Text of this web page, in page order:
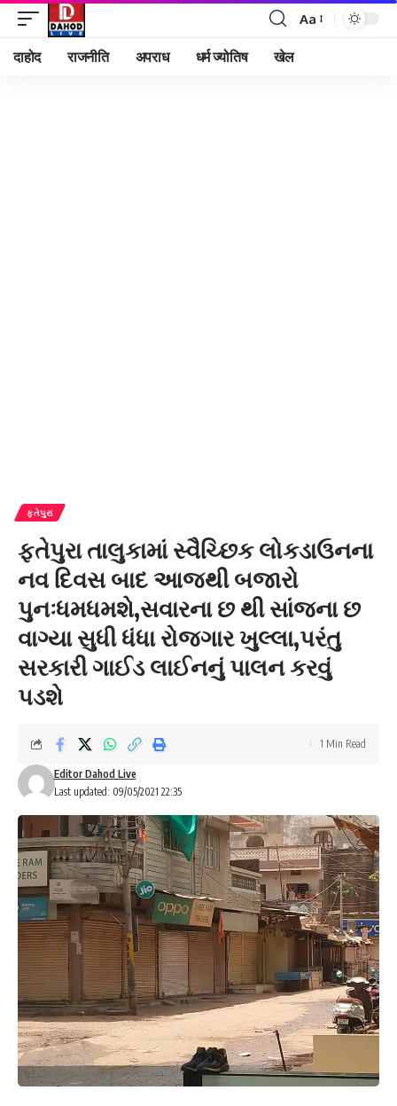
Font
Aa
दाहोद राजनीति अपराध धर्म ज्योतिष खेल
ફતેપુરા
ફતેપુરા તાલુકામાં સ્વૈચ્છિક લોકડાઉનના
નવ દિવસ બાદ આજથી બજારો
પુનઃધમધમશે,સવારના છ થી સાંજના છ
વાગ્યા સુધી ધંધા રોજગાર ખુલ્લા,પરંતુ
સરકારી ગાઈડ લાઈનનું પાલન કરવું
પડશે
Last updated: 09/05/2021 22:35
Editor Dahod Live
1 Min Read